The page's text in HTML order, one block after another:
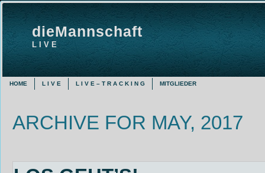
dieMannschaft
L I V E
HOME L I V E L I V E – T R A C K I N G MITGLIEDER
ARCHIVE FOR MAY, 2017